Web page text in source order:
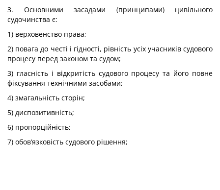
3. Основними засадами (принципами) цивільного
судочинства є:
1) верховенство права;
2) повага до честі і гідності, рівність усіх учасників судового
процесу перед законом та судом;
3) гласність і відкритість судового процесу та його повне
фіксування технічними засобами;
4) змагальність сторін;
5) диспозитивність;
6) пропорційність;
7) обов’язковість судового рішення;